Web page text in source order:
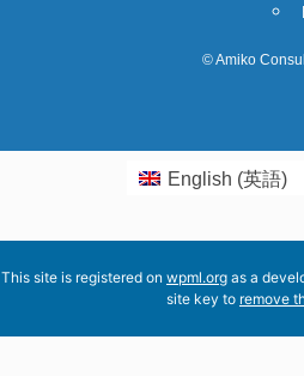
©Amiko
English (英語)
This site is registered on wpml.org as a
site key to remove